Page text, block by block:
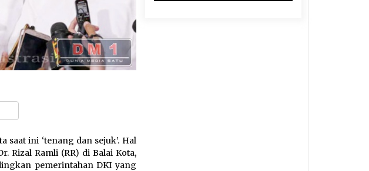
saat ini ‘tenang dan sejuk’. Hal
Rizal Ramli (RR) di Balai Kota,
pemerintahan DKI yang